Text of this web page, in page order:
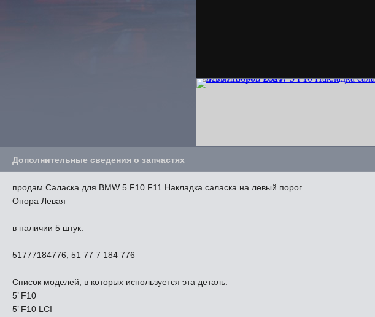
Дополнительные сведения о запчастях
продам Саласка для BMW 5 F10 F11 Накладка саласка на левый порог
Опора Левая
в наличии 5 штук.
51777184776, 51 77 7 184 776
Список моделей, в которых используется эта деталь:
5’ F10
5’ F10 LCI